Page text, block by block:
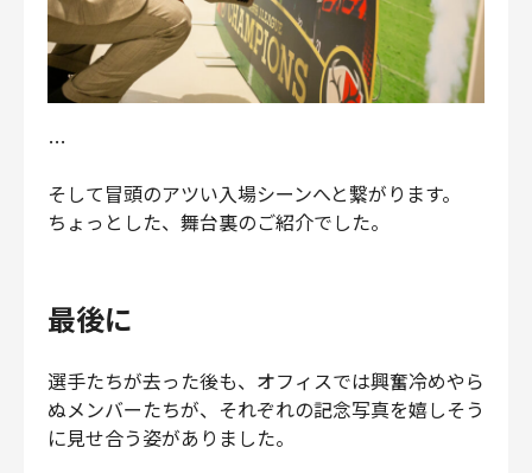
…
そして冒頭のアツい入場シーンへと繋がります。
ちょっとした、舞台裏のご紹介でした。
最後に
選手たちが去った後も、オフィスでは興奮冷めやら
ぬメンバーたちが、それぞれの記念写真を嬉しそう
に見せ合う姿がありました。